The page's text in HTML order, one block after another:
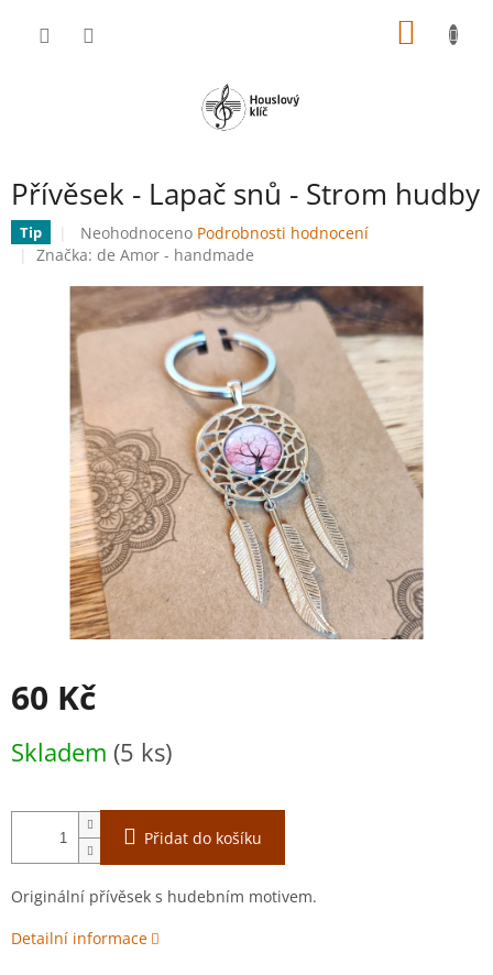
Přívěsek - Lapač snů - Strom hudby
Tip
Průměrné
hodnocení
je
0,0
z
hvězdiček.
Neohodnoceno Podrobnosti hodnocení
Značka: de Amor - handmade
60 Kč
cena:
Skladem (5 ks)
Přidat do košíku
Originální přívěsek s hudebním motivem.
Detailní informace